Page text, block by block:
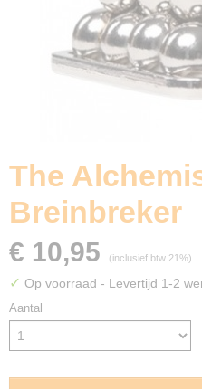
The
Breinbreker
€ 10,95 (inclusief btw 21%)
✓ Op voorraad - Levertijd 1-2
Aantal